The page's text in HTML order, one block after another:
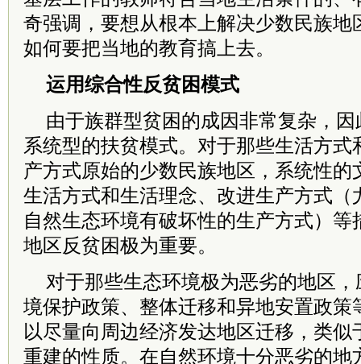
奇强调，要想从根本上解决少数民族地
如何要把当地的教育搞上去。
运用综合性反贫困模式
由于族群型贫困的成因非常复杂，
系统型的扶贫模式。对于那些生活方式
产方式原始的少数民族地区，系统性的
生活方式和生活理念、改进生产方式（
自然生态环境有破坏性的生产方式）等
地区反贫困极为重要。
对于那些生态环境极为恶劣的地区
境保护政策、整体迁移和异地安置政策
以尽量向周边经济发达地区迁移，类似
重建的性质。在自然环境十分恶劣的地